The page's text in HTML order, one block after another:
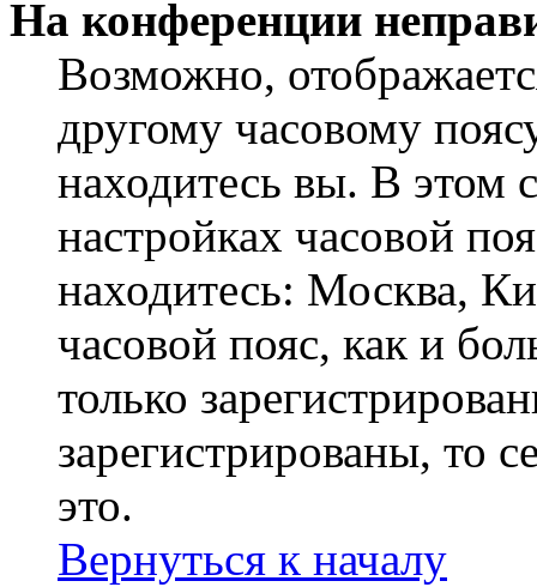
На конференции
Возможно,
другому часовому
находитесь вы. В этом
настройках часовой
находитесь: Москва,
часовой пояс, как и
только
зарегистрированы, то
это.
Вернуться к началу